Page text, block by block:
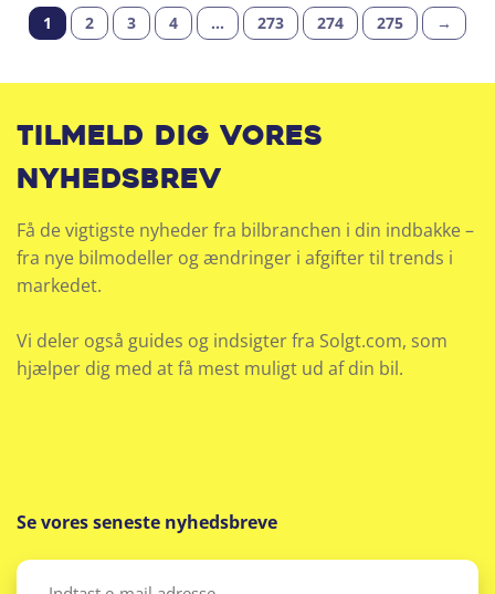
1 2 3 4 … 273 274 275 →
Tilmeld dig vores
nyhedsbrev
Få de vigtigste nyheder fra bilbranchen i din indbakke –
fra nye bilmodeller og ændringer i afgifter til trends i
markedet.
Vi deler også guides og indsigter fra Solgt.com, som
hjælper dig med at få mest muligt ud af din bil.
Se vores seneste nyhedsbreve
Email